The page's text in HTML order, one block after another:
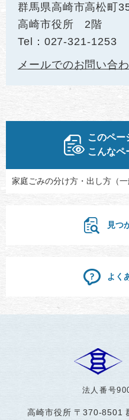
群馬県高崎市高松町
高崎市役所 2階
Tel：027-321-1253
メールでのお問い合
このペー
こんなペ
家庭ごみの分け方・出し方（一
見つ
よく
法人番号
高崎市役所 〒370-8501